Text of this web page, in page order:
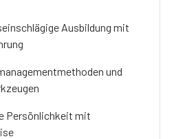
Ausbildung mit
und
Persönlichkeit mit